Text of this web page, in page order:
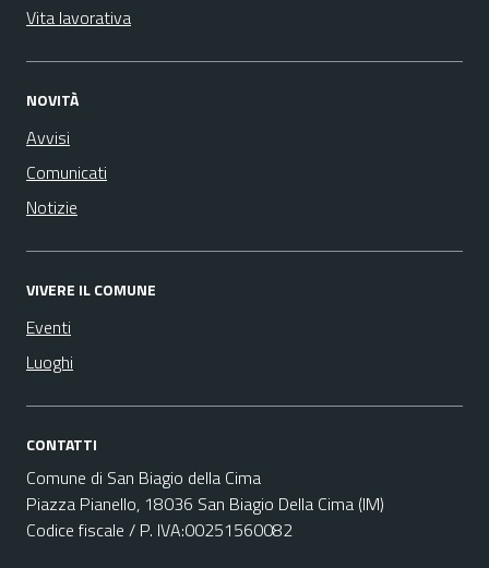
Vita lavorativa
NOVITÀ
Avvisi
Comunicati
Notizie
VIVERE IL COMUNE
Eventi
Luoghi
CONTATTI
Comune di San Biagio della Cima
Piazza Pianello, 18036 San Biagio Della Cima (IM)
Codice fiscale / P. IVA:00251560082